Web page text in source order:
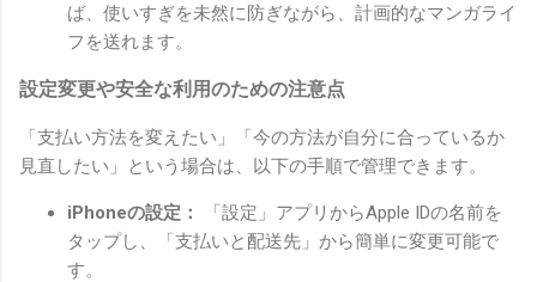
ば、使いすぎを未然に防ぎながら、計画的なマンガライ
フを送れます。
設定変更や安全な利用のための注意点
「支払い方法を変えたい」「今の方法が自分に合っているか
見直したい」という場合は、以下の手順で管理できます。
iPhoneの設定：
「設定」アプリからApple IDの名前を
タップし、「支払いと配送先」から簡単に変更可能で
す。